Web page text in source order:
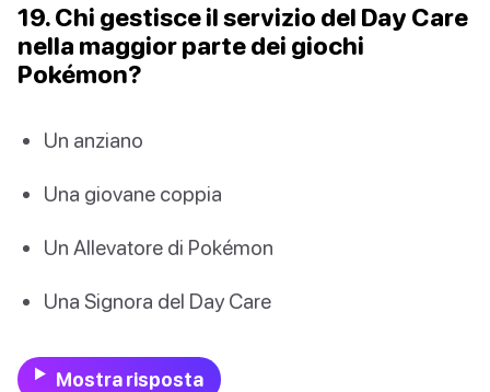
19. Chi gestisce il servizio del Day Care
nella maggior parte dei giochi
Pokémon?
Un anziano
Una giovane coppia
Un Allevatore di Pokémon
Una Signora del Day Care
Mostra risposta